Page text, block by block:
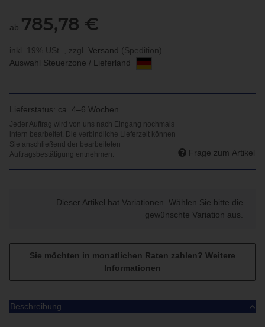
ab 785,78 €
inkl. 19% USt. , zzgl. Versand (Spedition)
Auswahl Steuerzone / Lieferland
Lieferstatus: ca. 4–6 Wochen
Frage zum Artikel
Dieser Artikel hat Variationen. Wählen Sie bitte die
gewünschte Variation aus.
Sie möchten in monatlichen Raten zahlen? Weitere
Informationen
Beschreibung